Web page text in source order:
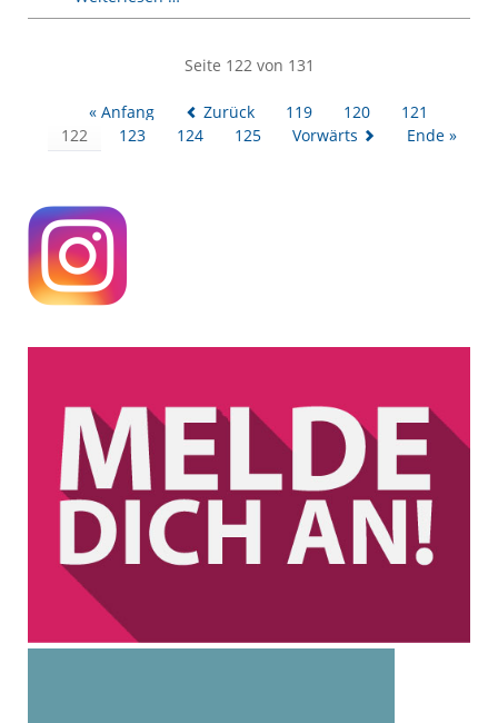
Tag
Anmeldeberatung
31.
Januar
Seite 122 von 131
« Anfang Zurück 119 120
121
122
123 124 125 Vorwärts Ende »